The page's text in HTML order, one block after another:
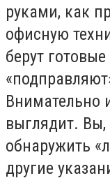
руками, как
офисную
берут
Внимательно
выглядит.
обнаружить
другие